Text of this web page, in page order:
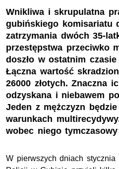
Wnikliwa i skrupulatna
gubińskiego komisariatu
zatrzymania dwóch 35-
przestępstwa przeciwko
doszło w ostatnim
Łączna wartość
26000 złotych. Znaczna
odzyskana i niebawem
Jeden z mężczyzn
warunkach
wobec niego
W pierwszych dniach